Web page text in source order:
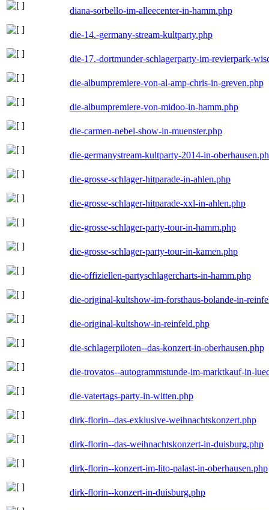
diana-sorbello-im-alleecenter-in-hamm.php
die-14.-germany-stream-kultparty.php
die-17.-dortmunder-schlagerparty-im-revierpark-
die-albumpremiere-von-al-amp-chris-in-greven.php
die-albumpremiere-von-midoo-in-hamm.php
die-carmen-nebel-show-in-muenster.php
die-germanystream-kultparty-2014-in-
die-grosse-schlager-hitparade-in-ahlen.php
die-grosse-schlager-hitparade-xxl-in-ahlen.php
die-grosse-schlager-party-tour-in-hamm.php
die-grosse-schlager-party-tour-in-kamen.php
die-offiziellen-partyschlagercharts-in-hamm.php
die-original-kultshow-im-forsthaus-bolande-in-
die-original-kultshow-in-reinfeld.php
die-schlagerpiloten--das-konzert-in-oberhausen.php
die-trovatos--autogrammstunde-im-marktkauf-in-
die-vatertags-party-in-witten.php
dirk-florin--das-exklusive-weihnachtskonzert.php
dirk-florin--das-weihnachtskonzert-in-duisburg.php
dirk-florin--konzert-im-lito-palast-in-oberhausen.php
dirk-florin--konzert-in-duisburg.php